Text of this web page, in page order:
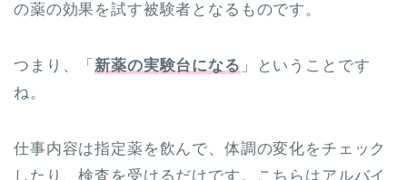
の薬の効果を試す被験者となるものです。
つまり、「新薬の実験台になる 」ということです
ね。
仕事内容は指定薬を飲んで、体調の変化をチェック
したり、検査を受けるだけです。こちらはアルバイ